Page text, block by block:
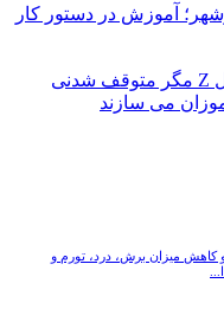
آموزش در دستور کار
سیلیکن ولیِ تهران؛ این ایران نسل Z مگر متوقف شدنی
می سازند
و کاهش میزان برش، درد، تورم و